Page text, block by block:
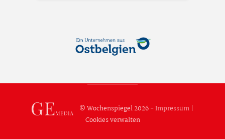
© Wochenspiegel 2026 -Impressum|
Cookies verwalten